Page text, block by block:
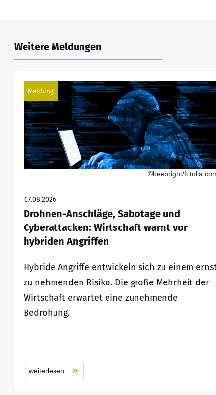
Weitere Meldungen
Meldung
©beebright/
07.08.2026
Drohnen-Anschläge, Sabotage und
Cyberattacken: Wirtschaft warnt vor
hybriden Angriffen
Hybride Angriffe entwickeln sich zu einem
zu nehmenden Risiko. Die große Mehrheit der
Wirtschaft erwartet eine zunehmende
Bedrohung.
weiterlesen